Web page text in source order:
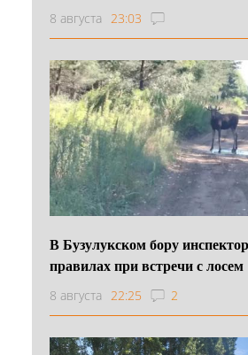
8 августа 23:03
В Бузулукском бору
правилах при встречи с лосем
8 августа 22:25 2